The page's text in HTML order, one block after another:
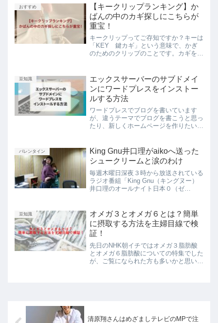
り好みでした。この花芽のついたものの
ことを「とう立ち菜」とい...
おすすめ
【キークリップランキング】か
ばんの中のカギ探しにこちらが
重宝！
キークリップってご存知ですか？キーは
「KEY 鍵カギ」という意味で、かぎ
のためのクリップのことです。カギをい
ので、カギがかばんの底の方に落ちてし
まい、玄関で見つからない...
豆知識
エックスサーバーのサブドメイ
ンにワードプレスをインストー
ルする方法
ワードプレスでブログを書いています
が、違うテーマでブログを書こうと思っ
たり、新しくホームページを作りたいと
スサーバーでサブドメインを作る方法で
す。その方法はこちらの記事...
バレンタイン
King Gnu井口理がaikoへ送った
シュークリームと涙のわけ
毎週木曜日深夜３時から放送されている
ラジオ番組「King Gnu（キングヌー）
井口理のオールナイト日本０（ゼ
がゲストでした。以前より井口理さんと
aikoさんとの交友...
豆知識
オメガ３とオメガ６とは？簡単
に摂取する方法を主婦目線で検
証！
先日のNHK朝イチではオメガ３脂肪酸
とオメガ６脂肪酸についての特集でした
が、ご覧になられた方も多いかと思いま
清原翔さんはめざましテレビのMPで注